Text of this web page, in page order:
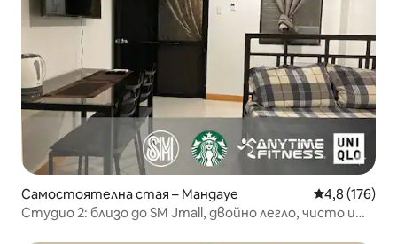
Самостоятелна стая – Мандауе Средна
4,8 (176)
Студио 2: близо до SM Jmall, двойно легло, чисто и